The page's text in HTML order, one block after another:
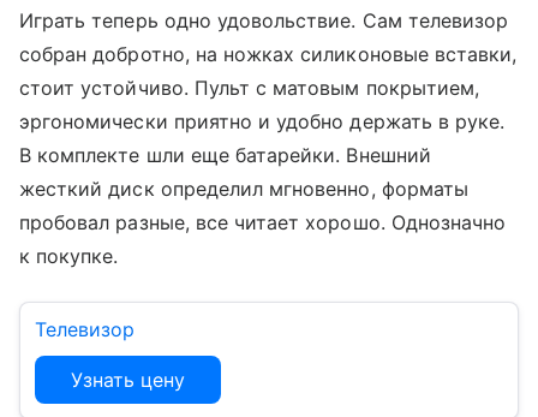
Играть теперь одно удовольствие. Сам телевизор
собран добротно, на ножках силиконовые вставки,
стоит устойчиво. Пульт с матовым покрытием,
эргономически приятно и удобно держать в руке.
В комплекте шли еще батарейки. Внешний
жесткий диск определил мгновенно, форматы
пробовал разные, все читает хорошо. Однозначно
к покупке.
Телевизор
Узнать цену